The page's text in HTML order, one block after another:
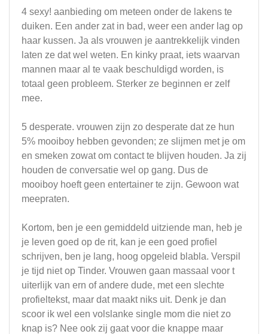
4 sexy! aanbieding om meteen onder de lakens te
duiken. Een ander zat in bad, weer een ander lag op
haar kussen. Ja als vrouwen je aantrekkelijk vinden
laten ze dat wel weten. En kinky praat, iets waarvan
mannen maar al te vaak beschuldigd worden, is
totaal geen probleem. Sterker ze beginnen er zelf
mee.
5 desperate. vrouwen zijn zo desperate dat ze hun
5% mooiboy hebben gevonden; ze slijmen met je om
en smeken zowat om contact te blijven houden. Ja zij
houden de conversatie wel op gang. Dus de
mooiboy hoeft geen entertainer te zijn. Gewoon wat
meepraten.
Kortom, ben je een gemiddeld uitziende man, heb je
je leven goed op de rit, kan je een goed profiel
schrijven, ben je lang, hoog opgeleid blabla. Verspil
je tijd niet op Tinder. Vrouwen gaan massaal voor t
uiterlijk van ern of andere dude, met een slechte
profieltekst, maar dat maakt niks uit. Denk je dan
scoor ik wel een volslanke single mom die niet zo
knap is? Nee ook zij gaat voor die knappe maar